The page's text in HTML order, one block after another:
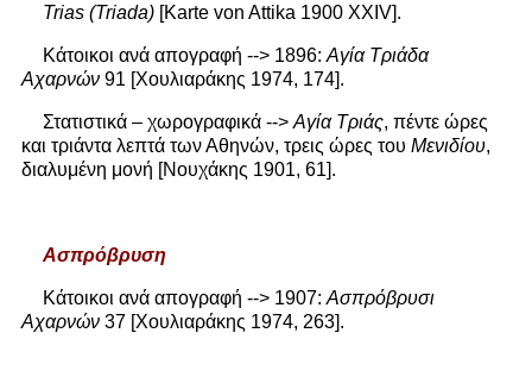
Trias (Triada) [Karte von Attika 1900 XX ΙV].
Κάτοικοι ανά απογραφή --> 1896:Αγία Τριάδα
Αχαρνών91 [Χουλιαράκης 1974, 174].
Στατιστικά – χωρογραφικά -->Αγία Τριάς, πέντε ώρες
και τριάντα λεπτά των Αθηνών, τρεις ώρες του Μενιδίου,
διαλυμένη μονή [Νουχάκης 1901, 61].
Ασπρόβρυση
Κάτοικοι ανά απογραφή --> 1907:Ασπρόβρυσι
Αχαρνών37 [Χουλιαράκης 1974, 263].